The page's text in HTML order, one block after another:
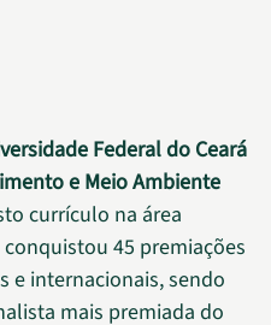
Federal do Ceará
e Meio Ambiente
currículo na área
45 premiações
e internacionais, sendo
mais premiada do